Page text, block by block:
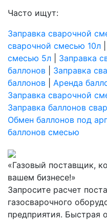
Часто ищут:
Заправка сварочной
сварочной смесью 10л
смесью 5л
Заправка
баллонов
Заправка
баллонов
Аренда
Заправка сварочной
Заправка баллонов
Обмен баллонов под
баллонов смесью
«Газовый поставщик,
вашем бизнесе!»
Запросите расчет
газосварочного
предприятия. Быстрая